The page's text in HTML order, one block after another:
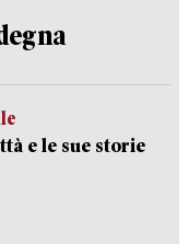
e le sue storie